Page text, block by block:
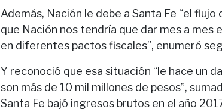
Además, Nación le debe a Santa Fe “el
que Nación nos tendría que dar mes a mes
en diferentes pactos fiscales”, enumeró
Y reconoció que esa situación “le hace un
son más de 10 mil millones de pesos”,
Santa Fe bajó ingresos brutos en el año